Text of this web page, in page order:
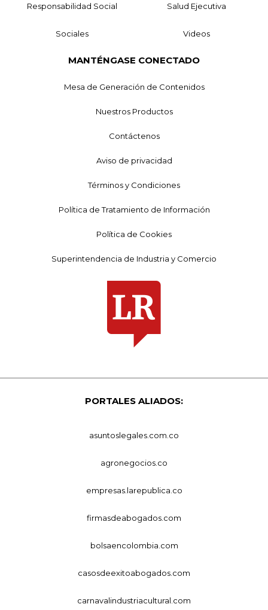
Responsabilidad Social Salud Ejecutiva
Sociales Videos
MANTÉNGASE CONECTADO
Mesa de Generación de Contenidos
Nuestros Productos
Contáctenos
Aviso de privacidad
Términos y Condiciones
Política de Tratamiento de Información
Política de Cookies
Superintendencia de Industria y Comercio
PORTALES ALIADOS:
asuntoslegales.com.co
agronegocios.co
empresas.larepublica.co
firmasdeabogados.com
bolsaencolombia.com
casosdeexitoabogados.com
carnavalindustriacultural.com